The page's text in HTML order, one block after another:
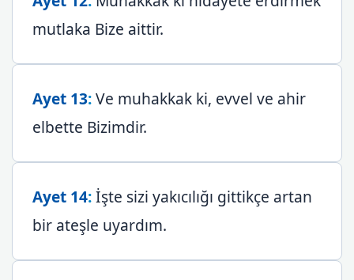
mutlaka Bize aittir.
Ayet 13:Ve muhakkak ki, evvel ve ahir
elbette Bizimdir.
Ayet 14:İşte sizi yakıcılığı gittikçe artan
bir ateşle uyardım.